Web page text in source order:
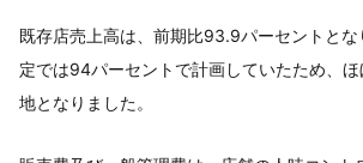
既存店売上高は、前期比93.9パーセントと
定では94パーセントで計画していたため、
地となりました。